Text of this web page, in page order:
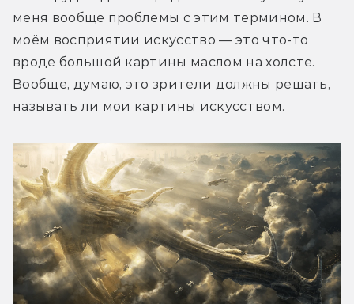
меня вообще проблемы с этим термином. В
моём восприятии искусство — это что-то
вроде большой картины маслом на холсте.
Вообще, думаю, это зрители должны решать,
называть ли мои картины искусством.